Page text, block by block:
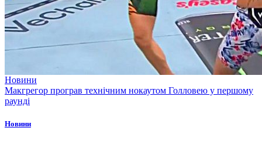
Новини
Макгрегор програв технічним нокаутом Голловею у першому
раунді
Новини